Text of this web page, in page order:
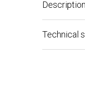
Description
Technical